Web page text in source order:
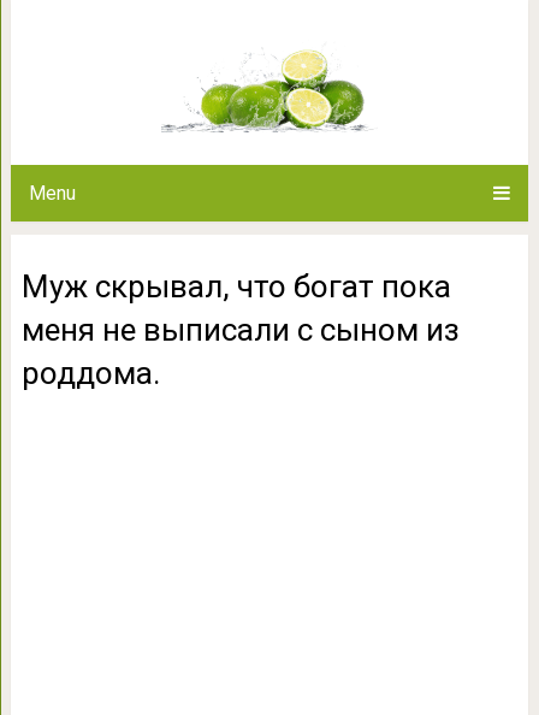
Menu
Муж скрывал, что богат пока
меня не выписали с сыном из
роддома.